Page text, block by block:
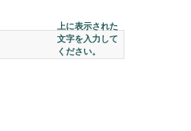
上に表示された
文字を入力して
ください。